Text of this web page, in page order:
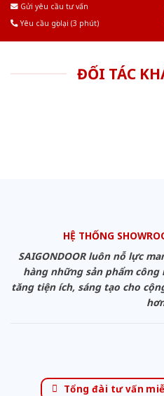
Gửi yêu cầu tư vấn
Yêu cầu gọi lại (3 phút)
ĐỐI TÁC
HỆ THỐNG
SAIGONDOOR luôn nỗ lực
hàng những sản phẩm công
tăng tiện ích, sáng tạo cho
Tổng đài tư vấn